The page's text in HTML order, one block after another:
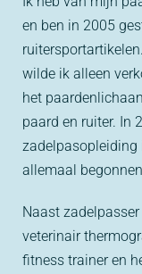
en ben in 2005
wilde ik alleen
het
paard en ruiter. In
zadelpasopleiding
allemaal
Naast
veterinair
fitness trainer en